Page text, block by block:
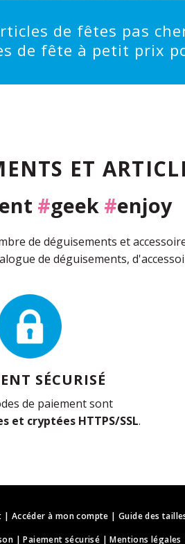
de fêtes pas
de fête à petit prix
ET
#geek #enjoy
de déguisements et
de déguisements,
SÉCURISÉ
de paiement sont
et cryptées HTTPS/SSL.
| Accéder à mon compte |Guide des
|Paiement sécurisé |Mentions légales